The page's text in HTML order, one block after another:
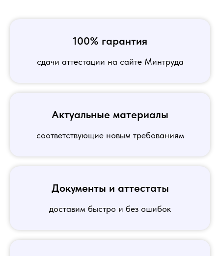
100% гарантия
сдачи аттестации на сайте Минтруда
Актуальные материалы
соответствующие новым требованиям
Документы и аттестаты
доставим быстро и без ошибок